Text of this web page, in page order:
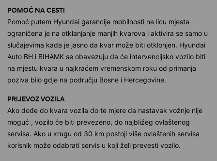
POMOĆ NA CESTI
Pomoć putem Hyundai garancije mobilnosti na licu mjesta
ograničena je na otklanjanje manjih kvarova i aktivira se samo u
slučajevima kada je jasno da kvar može biti otklonjen. Hyundai
Auto BH i BIHAMK se obavezuju da će intervencijsko vozilo biti
na mjestu kvara u najkraćem vremenskom roku od primanja
poziva bilo gdje na području Bosne i Hercegovine.
PRIJEVOZ VOZILA
Ako dođe do kvara vozila do te mjere da nastavak vožnje nije
moguć , vozilo će biti prevezeno, do najbližeg ovlaštenog
servisa. Ako u krugu od 30 km postoji više ovlaštenih servisa
korisnik može odabrati servis u koji želi prevesti vozilo.